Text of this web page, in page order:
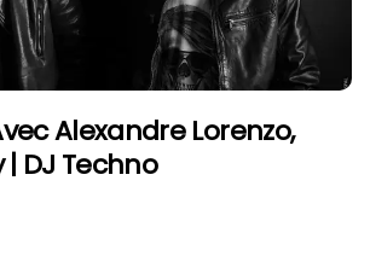
Alexandre Lorenzo,
| DJ Techno